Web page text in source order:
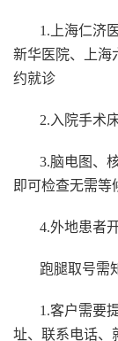
1.上海仁济
新华医院、上海
约就诊
2.入院手术
3.脑电图、
即可检查无需等
4.外地患者
跑腿取号需
1.客户需要
址、联系电话、